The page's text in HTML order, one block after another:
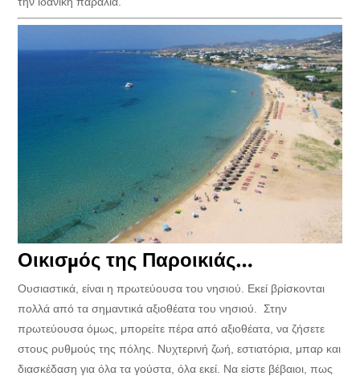
Οικισμός της Παροικιάς…
Ουσιαστικά, είναι η πρωτεύουσα του νησιού. Εκεί βρίσκονται
πολλά από τα σημαντικά αξιοθέατα του νησιού. Στην
πρωτεύουσα όμως, μπορείτε πέρα από αξιοθέατα, να ζήσετε
στους ρυθμούς της πόλης. Νυχτερινή ζωή, εστιατόρια, μπαρ και
διασκέδαση για όλα τα γούστα, όλα εκεί. Να είστε βέβαιοι, πως